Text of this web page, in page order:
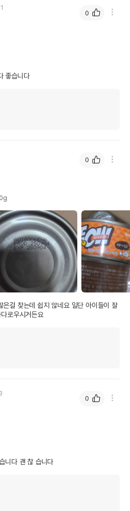
표기함량 수분제외함량
10% 10%
1%
좋습니다
0
은걸 찾는데 쉽지 않네요 일단 아이들이 잘
로우시거든요
0
니다 괜 찮 습니다
0